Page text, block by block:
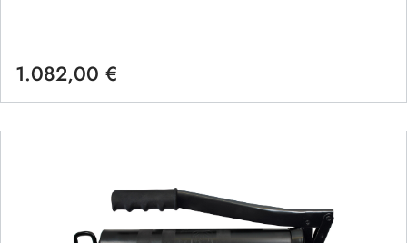
Regulärer Preis:
1.082,00 €